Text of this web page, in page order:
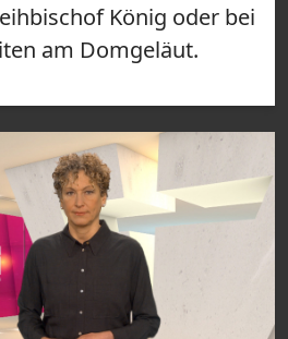
König oder bei
am Domgeläut.